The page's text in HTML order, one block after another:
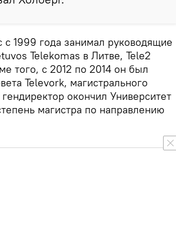
1999 года занимал руководящие
Telekomas в Литве, Tele2
того, с 2012 по 2014 он был
Televork, магистрального
окончил Университет
магистра по направлению